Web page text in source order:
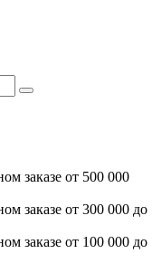
заказе от 500 000
заказе от 300 000 до
заказе от 100 000 до